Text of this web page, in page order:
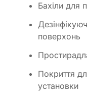
Бахіли для
поверхонь
Покриття
установки